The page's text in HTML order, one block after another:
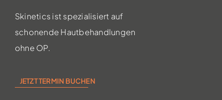
Skinetics ist spezialisiert auf
schonende Hautbehandlungen
ohne OP.
JETZT TERMIN BUCHEN